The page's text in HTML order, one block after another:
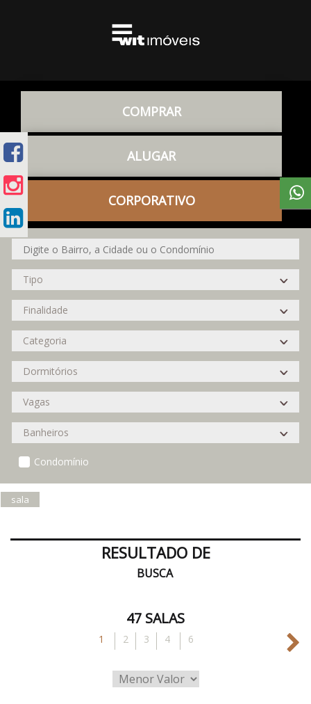
COMPRAR
ALUGAR
CORPORATIVO
Condomínio
sala
RESULTADO DE
BUSCA
47 SALAS
1 2 3 4 6